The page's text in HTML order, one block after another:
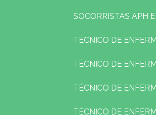
SOCORRISTAS APH
TÉCNICO DE
TÉCNICO DE
TÉCNICO DE
TÉCNICO DE